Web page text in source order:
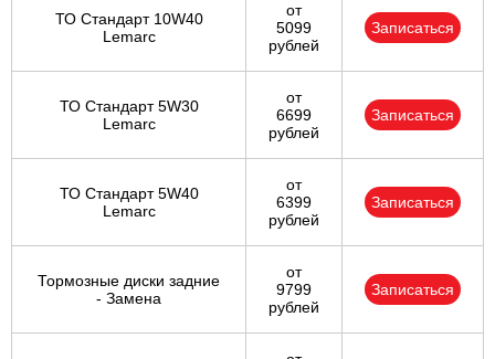
ТО Стандарт 10W40
Lemarc
от
5099
рублей
Записаться
ТО Стандарт 5W30
Lemarc
от
6699
рублей
Записаться
ТО Стандарт 5W40
Lemarc
от
6399
рублей
Записаться
Тормозные диски задние
- Замена
от
9799
рублей
Записаться